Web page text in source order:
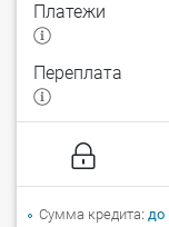
Платежи
Переплата
Сумма кредита до